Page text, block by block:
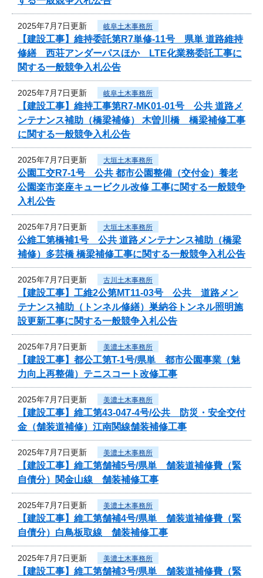
2025年7月7日更新 岐阜土木事務所
【建設工事】維持委託第R7単修-11号 県単 道路維持
修繕 西荘アンダーパスほか LTE化業務委託工事に
関する一般競争入札公告
2025年7月7日更新 岐阜土木事務所
【建設工事】維持工事第R7-MK01-01号 公共 道路メ
ンテナンス補助（橋梁補修） 木曽川橋 橋梁補修工事
に関する一般競争入札公告
2025年7月7日更新 大垣土木事務所
公園工交R7-1号 公共 都市公園整備（交付金）養老
公園楽市楽座キュービクル改修 工事に関する一般競争
入札公告
2025年7月7日更新 大垣土木事務所
公維工第橋補1号 公共 道路メンテナンス補助（橋梁
補修）多芸橋 橋梁補修工事に関する一般競争入札公告
2025年7月7日更新 古川土木事務所
【建設工事】工維2公第MT11-03号 公共 道路メン
テナンス補助（トンネル修繕）巣納谷トンネル照明施
設更新工事に関する一般競争入札公告
2025年7月7日更新 美濃土木事務所
【建設工事】都公工第T-1号/県単 都市公園事業（魅
力向上再整備）テニスコート改修工事
2025年7月7日更新 美濃土木事務所
【建設工事】維工第43-047-4号/公共 防災・安全交付
金（舗装道補修）江南関線舗装補修工事
2025年7月7日更新 美濃土木事務所
【建設工事】維工第舗補5号/県単 舗装道補修費（緊
自債分）関金山線 舗装補修工事
2025年7月7日更新 美濃土木事務所
【建設工事】維工第舗補4号/県単 舗装道補修費（緊
自債分）白鳥板取線 舗装補修工事
2025年7月7日更新 美濃土木事務所
【建設工事】維工第舗補3号/県単 舗装道補修費（緊